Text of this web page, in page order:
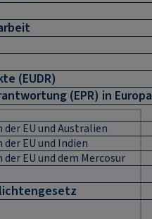
(EUDR)
(EPR) in Europa
EU und Australien
EU und Indien
EU und dem Mercosur